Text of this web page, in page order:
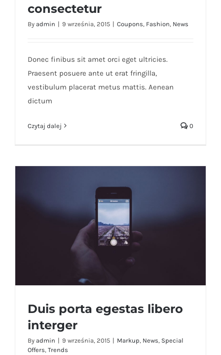
consectetur
By admin | 9 września, 2015 | Coupons, Fashion, News
Donec finibus sit amet orci eget ultricies.
Praesent posuere ante ut erat fringilla,
vestibulum placerat metus mattis. Aenean
dictum
Czytaj dalej 0
Duis porta egestas libero
interger
By admin | 9 września, 2015 | Markup, News, Special
Offers, Trends